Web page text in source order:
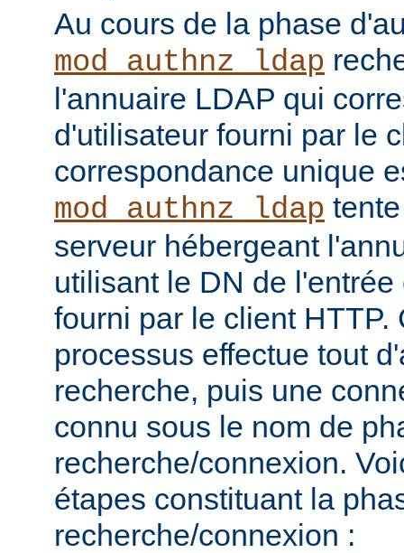
Au cours de la phase
mod_authnz_ldap
l'annuaire LDAP qui
d'utilisateur fourni par le
correspondance unique
mod_authnz_ldap
serveur hébergeant
utilisant le DN de
fourni par le client HTTP.
processus effectue tout
recherche, puis une
connu sous le nom de
recherche/connexion.
étapes constituant la
recherche/connexion :